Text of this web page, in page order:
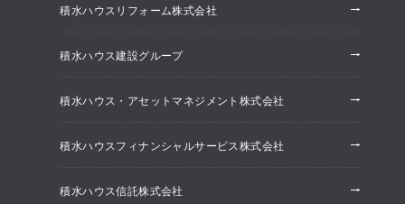
賃貸マンション開発事業
研究開発
採用情報
ニュースリリース
積水ハウスリフォーム株式会社
積水ハウス建設グループ
積水ハウス・アセットマネジメント株式会社
積水ハウスフィナンシャルサービス株式会社
積水ハウス信託株式会社